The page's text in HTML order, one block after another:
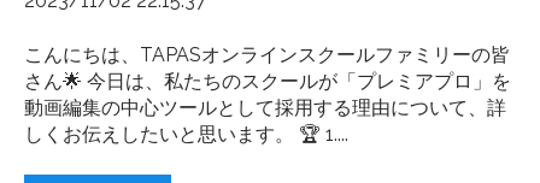
こんにちは、TAPASオンラインスクールファミリーの皆
さん🌟 今日は、私たちのスクールが「プレミアプロ」を
動画編集の中心ツールとして採用する理由について、詳
しくお伝えしたいと思います。 🏆 1....